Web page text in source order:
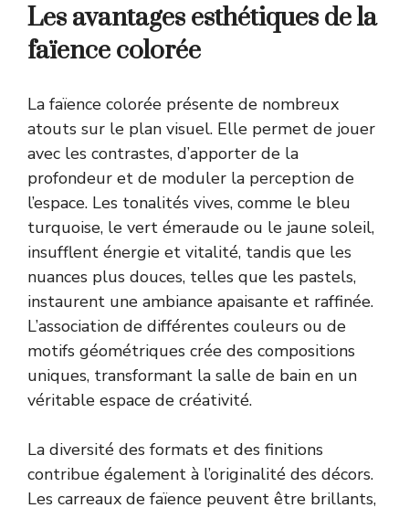
Les avantages esthétiques de la
faïence colorée
La faïence colorée présente de nombreux
atouts sur le plan visuel. Elle permet de jouer
avec les contrastes, d’apporter de la
profondeur et de moduler la perception de
l’espace. Les tonalités vives, comme le bleu
turquoise, le vert émeraude ou le jaune soleil,
insufflent énergie et vitalité, tandis que les
nuances plus douces, telles que les pastels,
instaurent une ambiance apaisante et raffinée.
L’association de différentes couleurs ou de
motifs géométriques crée des compositions
uniques, transformant la salle de bain en un
véritable espace de créativité.
La diversité des formats et des finitions
contribue également à l’originalité des décors.
Les carreaux de faïence peuvent être brillants,